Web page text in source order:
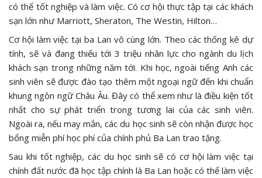
có thể tốt nghiệp và làm việc. Có cơ hội thực tập tại các khách
sạn lớn như Marriott, Sheraton, The Westin, Hilton…
Cơ hội làm việc tại ba Lan vô cùng lớn. Theo các thống kê dự
tính, sẽ và đang thiếu tới 3 triệu nhân lực cho ngành du lịch
khách sạn trong những năm tới. Khi học, ngoài tiếng Anh các
sinh viên sẽ được đào tạo thêm một ngoại ngữ đến khi chuẩn
khung ngôn ngữ Châu Âu. Đây có thể xem như là điều kiện tốt
nhất cho sự phát triển trong tương lai của các sinh viên.
Ngoài ra, nếu may mắn, các du học sinh sẽ còn nhận được học
bổng miễn phí học phí của chính phủ Ba Lan trao tặng.
Sau khi tốt nghiệp, các du học sinh sẽ có cơ hội làm việc tại
chính đất nước đã học tập chính là Ba Lan hoặc có thể làm việc